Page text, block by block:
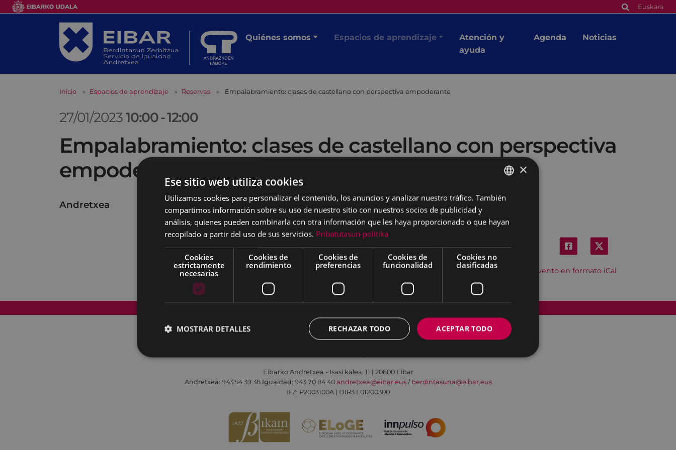
Euskara
Quiénes somos Espacios de aprendizaje
Atención y
ayuda
Agenda Noticias
Inicio Espacios de aprendizaje Reservas Empalabramiento: clases de castellano con perspectiva empoderante
27/01/202310:00-12:00
Empalabramiento: clases de castellano con perspectiva
empoderante
Andretxea
Descargar el evento en formato iCal
Eibarko Andretxea - Isasi kalea, 11 | 20600 Eibar
Andretxea: 943 54 39 38 Igualdad: 943 70 84 40 andretxea@eibar.eus/ berdintasuna@eibar.eus
IFZ: P2003100A | DIR3 L01200300
BASQUE
×
Ese sitio web utiliza cookies
Utilizamos cookies para personalizar el contenido, los anuncios y analizar nuestro tráfico. También
compartimos información sobre su uso de nuestro sitio con nuestros socios de publicidad y
análisis, quienes pueden combinarla con otra información que les haya proporcionado o que hayan
recopilado a partir del uso de sus servicios. Pribatutasun-politika
Cookies
estrictamente
necesarias
Cookies de
rendimiento
Cookies de
preferencias
Cookies de
funcionalidad
Cookies no
clasificadas
ACEPTAR TODO
RECHAZAR TODO
MOSTRAR DETALLES